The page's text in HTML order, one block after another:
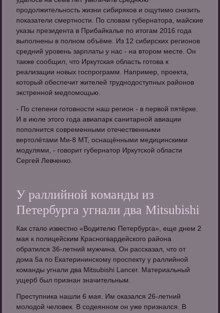
продолжительность жизни сибиряков и ощутимо снизить
показатели смертности. По словам губернатора, майские
указы президента в Прибайкалье по итогам 2016 года
выполнены в полном объёме. Из 12 сибирских регионов
средний уровень зарплаты у нас - на втором месте. Он
также сообщил, что Иркутская область готова к
реализации новых госпрограмм. Например, проекта,
который обеспечит жителей труднодоступных районов
экстренной медпомощью.
- По степени готовности наш регион - в первой пятёрке.
И в июле этого года авиапарк санитарной авиации
пополнится современными отечественными
вертолётами Ми-8 МТ, оснащёнными медицинскими
модулями, - говорит губернатор Иркутской области
Сергей Левченко.
У раллийной команды из
Петербурга угнали два Mitsubishi
Как стало известно «Водителю Петербурга», еще днем 2
мая к полицейским Красногвардейского района
обратился 36-летний мужчина. Он рассказал, что от
дома 5а по Екатерининскому проспекту у раллийной
команды угнали два Mitsubishi Lancer. Материальный
ущерб был признан значительным.
Преступника нашли 6 мая. Им оказался 26-летний
молодой человек. В содеянном он уже признался. В